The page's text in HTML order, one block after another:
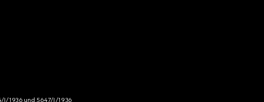
I/1936 und 5647/I/1936